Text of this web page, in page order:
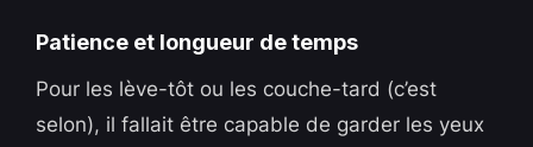
Patience et longueur de temps
Pour les lève-tôt ou les couche-tard (c’est
selon), il fallait être capable de garder les yeux